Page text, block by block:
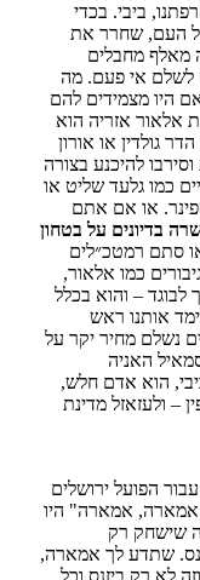
ביבי. בכדי
של העם, שחרר את
מאלף מחבלים
לשלם אי פעם. מה
היו מצמידים להם
אלאור אזריה הוא
גולדין או אורון
להיכנע בצורה
כמו גלעד שליט או
או אם אתם
בדיונים על בטחון
סתם רמטכ״לים
כמו אלאור,
לבוגד – והוא בכלל
אותנו ראש
נשלם מחיר יקר על
האניה
הוא אדם חלש,
– ולעזאזל מדינת
הפועל ירושלים
אמארה, אמארה" היו
שישחק רק
שתדע לך אמארה,
לא רק ביזנס וכל